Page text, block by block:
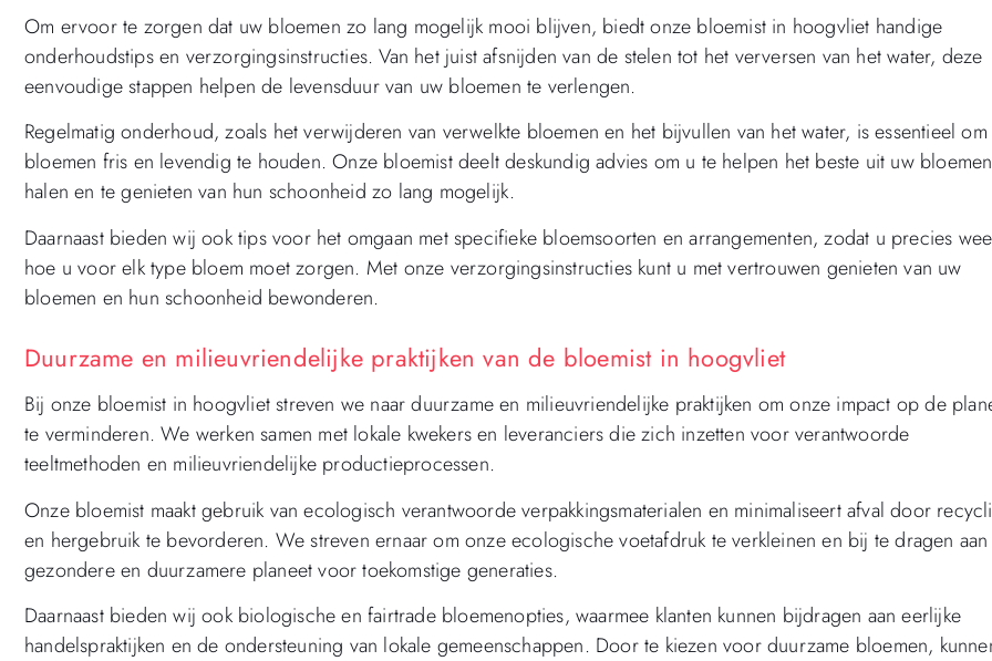
Om ervoor te zorgen dat uw bloemen zo lang mogelijk mooi blijven, biedt onze bloemist in hoogvliet handige
onderhoudstips en verzorgingsinstructies. Van het juist afsnijden van de stelen tot het verversen van het water, deze
eenvoudige stappen helpen de levensduur van uw bloemen te verlengen.
Regelmatig onderhoud, zoals het verwijderen van verwelkte bloemen en het bijvullen van het water, is essentieel
bloemen fris en levendig te houden. Onze bloemist deelt deskundig advies om u te helpen het beste uit uw
halen en te genieten van hun schoonheid zo lang mogelijk.
Daarnaast bieden wij ook tips voor het omgaan met specifieke bloemsoorten en arrangementen, zodat u precies
hoe u voor elk type bloem moet zorgen. Met onze verzorgingsinstructies kunt u met vertrouwen genieten van uw
bloemen en hun schoonheid bewonderen.
Duurzame en milieuvriendelijke praktijken van de bloemist in hoogvliet
Bij onze bloemist in hoogvliet streven we naar duurzame en milieuvriendelijke praktijken om onze impact op de
te verminderen. We werken samen met lokale kwekers en leveranciers die zich inzetten voor verantwoorde
teeltmethoden en milieuvriendelijke productieprocessen.
Onze bloemist maakt gebruik van ecologisch verantwoorde verpakkingsmaterialen en minimaliseert afval door
en hergebruik te bevorderen. We streven ernaar om onze ecologische voetafdruk te verkleinen en bij te dragen aan
gezondere en duurzamere planeet voor toekomstige generaties.
Daarnaast bieden wij ook biologische en fairtrade bloemenopties, waarmee klanten kunnen bijdragen aan eerlijke
handelspraktijken en de ondersteuning van lokale gemeenschappen. Door te kiezen voor duurzame bloemen,